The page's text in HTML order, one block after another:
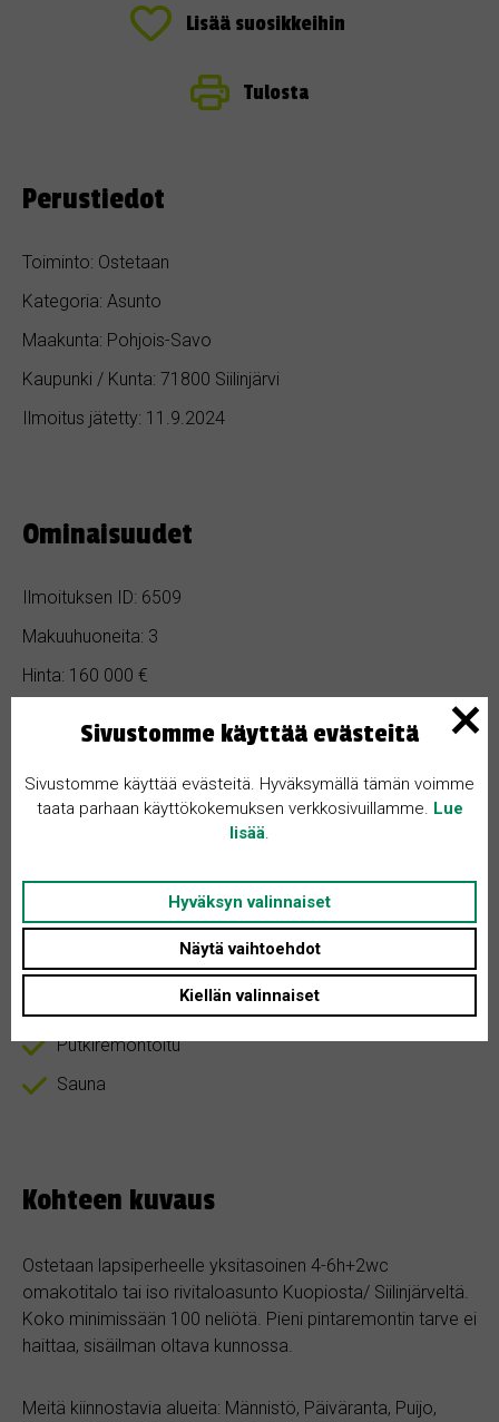
Lisää suosikkeihin
Tulosta
Perustiedot
Toiminto: Ostetaan
Kategoria: Asunto
Maakunta: Pohjois-Savo
Kaupunki / Kunta: 71800 Siilinjärvi
Ilmoitus jätetty: 11.9.2024
Ominaisuudet
Ilmoituksen ID: 6509
Makuuhuoneita: 3
Hinta: 160 000 €
Rakennusvuosi: 2000
Kodinhoitohuone
Putkiremontoitu
Sauna
Kohteen kuvaus
Ostetaan lapsiperheelle yksitasoinen 4-6h+2wc
omakotitalo tai iso rivitaloasunto Kuopiosta/ Siilinjärveltä.
Koko minimissään 100 neliötä. Pieni pintaremontin tarve ei
haittaa, sisäilman oltava kunnossa.
Meitä kiinnostavia alueita: Männistö, Päiväranta, Puijo,
Sivustomme käyttää evästeitä
Sivustomme käyttää evästeitä. Hyväksymällä tämän voimme
taata parhaan käyttökokemuksen verkkosivuillamme. Lue
lisää
Hyväksyn valinnaiset
Näytä vaihtoehdot
Kiellän valinnaiset